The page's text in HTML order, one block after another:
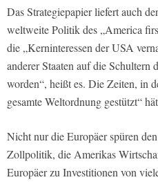
Das Strategiepapier liefert auch
weltweite Politik des „America
die „Kerninteressen der USA
anderer Staaten auf die Schultern
worden“, heißt es. Die Zeiten, in
gesamte Weltordnung gestützt“
Nicht nur die Europäer spüren
Zollpolitik, die Amerikas
Europäer zu Investitionen von